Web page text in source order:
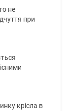
не
при
крісла в